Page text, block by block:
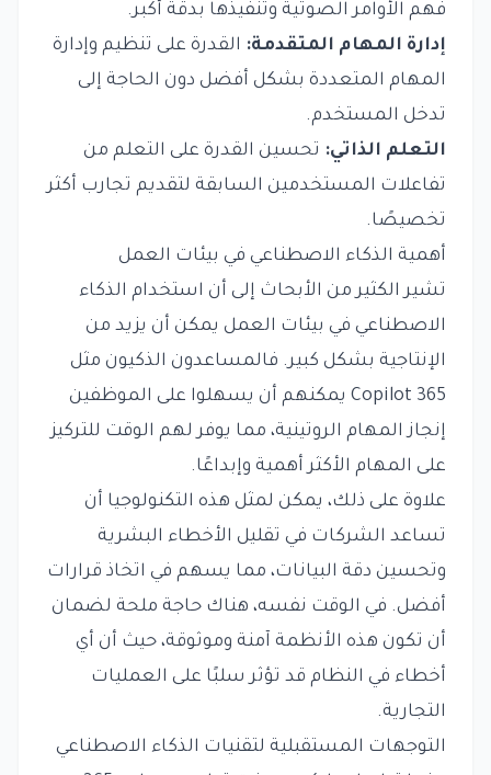
فهم الأوامر الصوتية وتنفيذها بدقة أكبر.
إدارة المهام المتقدمة: القدرة على تنظيم وإدارة
المهام المتعددة بشكل أفضل دون الحاجة إلى
تدخل المستخدم.
التعلم الذاتي: تحسين القدرة على التعلم من
تفاعلات المستخدمين السابقة لتقديم تجارب أكثر
تخصيصًا.
أهمية الذكاء الاصطناعي في بيئات العمل
تشير الكثير من الأبحاث إلى أن استخدام الذكاء
الاصطناعي في بيئات العمل يمكن أن يزيد من
الإنتاجية بشكل كبير. فالمساعدون الذكيون مثل
365 Copilot يمكنهم أن يسهلوا على الموظفين
إنجاز المهام الروتينية، مما يوفر لهم الوقت للتركيز
على المهام الأكثر أهمية وإبداعًا.
علاوة على ذلك، يمكن لمثل هذه التكنولوجيا أن
تساعد الشركات في تقليل الأخطاء البشرية
وتحسين دقة البيانات، مما يسهم في اتخاذ قرارات
أفضل. في الوقت نفسه، هناك حاجة ملحة لضمان
أن تكون هذه الأنظمة آمنة وموثوقة، حيث أن أي
أخطاء في النظام قد تؤثر سلبًا على العمليات
التجارية.
التوجهات المستقبلية لتقنيات الذكاء الاصطناعي